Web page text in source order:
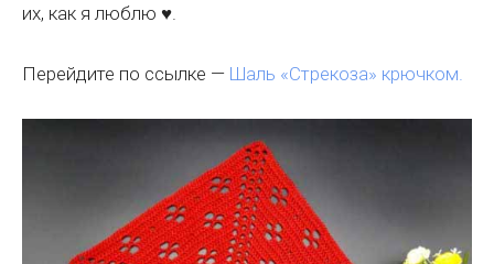
их, как я люблю ♥.
Перейдите по ссылке — Шаль «Стрекоза» крючком.